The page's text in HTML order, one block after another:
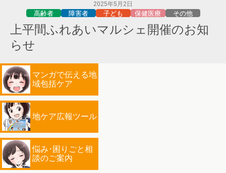
2025年5月2日
高齢者 障害者 子ども 保健医療 その他
上平間ふれあいマルシェ開催のお知
らせ
マンガで伝える地
域包括ケア
地ケア広報ツール
悩み･困りごと相
談のご案内